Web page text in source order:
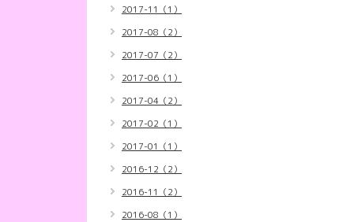
2017-11（1）
2017-08（2）
2017-07（2）
2017-06（1）
2017-04（2）
2017-02（1）
2017-01（1）
2016-12（2）
2016-11（2）
2016-08（1）